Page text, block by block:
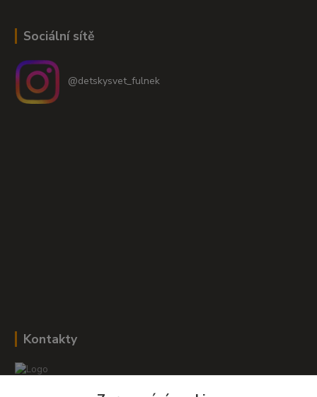
Sociální sítě
@detskysvet_fulnek
Kontakty